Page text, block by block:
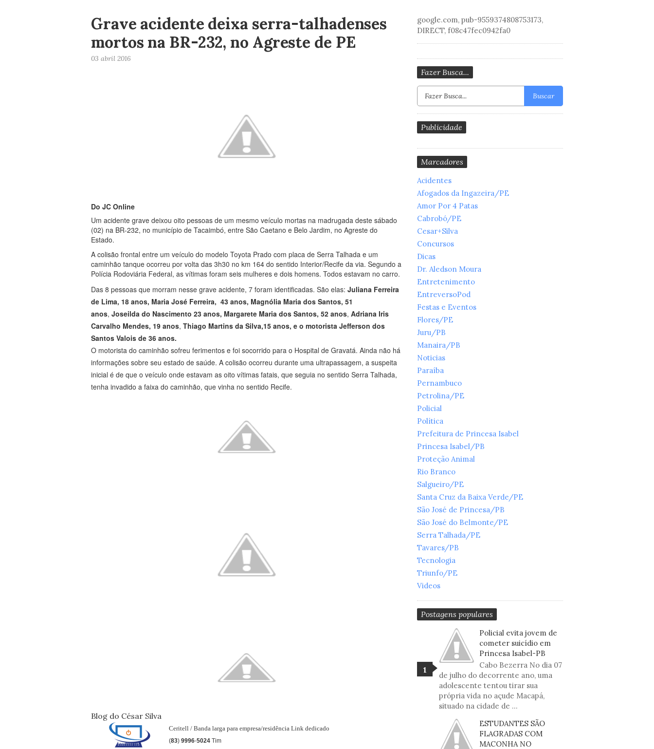
Grave acidente deixa serra-talhadenses
mortos na BR-232, no Agreste de PE
03 abril 2016
Do JC Online
Um acidente grave deixou oito pessoas de um mesmo veículo mortas na madrugada deste sábado
(02) na BR-232, no município de Tacaimbó, entre São Caetano e Belo Jardim, no Agreste do
Estado.
A colisão frontal entre um veículo do modelo Toyota Prado com placa de Serra Talhada e um
caminhão tanque ocorreu por volta das 3h30 no km 164 do sentido Interior/Recife da via. Segundo a
Polícia Rodoviária Federal, as vítimas foram seis mulheres e dois homens. Todos estavam no carro.
Das 8 pessoas que morram nesse grave acidente, 7 foram identificadas. São elas: Juliana Ferreira
de Lima, 18 anos, Maria José Ferreira, 43 anos, Magnólia Maria dos Santos, 51
anos, Joseilda do Nascimento 23 anos, Margarete Maria dos Santos, 52 anos, Adriana Iris
Carvalho Mendes, 19 anos, Thiago Martins da Silva,15 anos, e o motorista Jefferson dos
Santos Valois de 36 anos.
O motorista do caminhão sofreu ferimentos e foi socorrido para o Hospital de Gravatá. Ainda não há
informações sobre seu estado de saúde. A colisão ocorreu durante uma ultrapassagem, a suspeita
inicial é de que o veículo onde estavam as oito vítimas fatais, que seguia no sentido Serra Talhada,
tenha invadido a faixa do caminhão, que vinha no sentido Recife.
Blog do César Silva
Ceritell / Banda larga para empresa/residência Link dedicado
(83) 9996-5024 Tim
google.com, pub-9559374808753173,
DIRECT, f08c47fec0942fa0
Fazer Busca...
Buscar
Publicidade
Marcadores
Acidentes
Afogados da Ingazeira/PE
Amor Por 4 Patas
Cabrobó/PE
Cesar+Silva
Concursos
Dicas
Dr. Aledson Moura
Entretenimento
EntreversoPod
Festas e Eventos
Flores/PE
Juru/PB
Manaira/PB
Noticias
Paraíba
Pernambuco
Petrolina/PE
Policial
Política
Prefeitura de Princesa Isabel
Princesa Isabel/PB
Proteção Animal
Rio Branco
Salgueiro/PE
Santa Cruz da Baixa Verde/PE
São José de Princesa/PB
São José do Belmonte/PE
Serra Talhada/PE
Tavares/PB
Tecnologia
Triunfo/PE
Videos
Postagens populares
Policial evita jovem de
cometer suicídio em
Princesa Isabel-PB
Cabo Bezerra No dia 07
de julho do decorrente ano, uma
adolescente tentou tirar sua
própria vida no açude Macapá,
situado na cidade de ...
ESTUDANTES SÃO
FLAGRADAS COM
MACONHA NO